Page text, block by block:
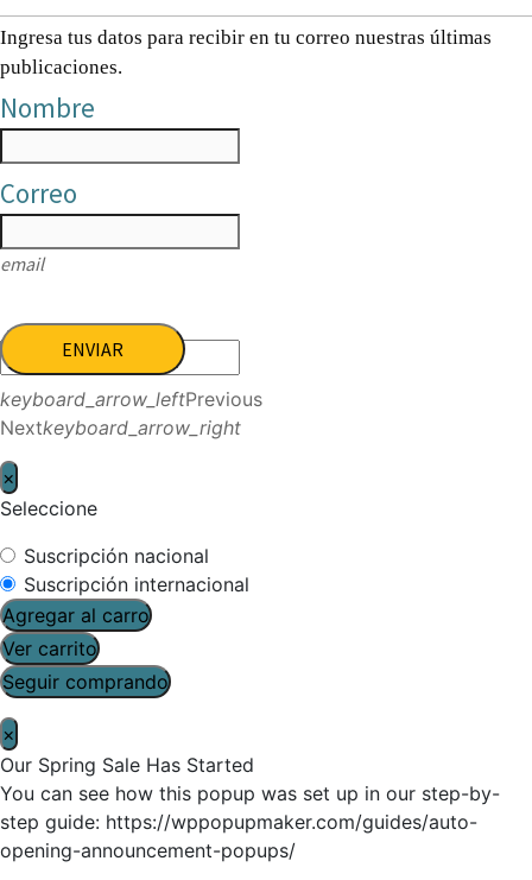
Ingresa tus datos para recibir en tu correo nuestras últimas
publicaciones.
Nombre
Correo
email
ENVIAR
keyboard_arrow_leftPrevious
Nextkeyboard_arrow_right
×
Seleccione
Suscripción nacional
Suscripción internacional
Agregar al carro
Ver carrito
Seguir comprando
×
Our Spring Sale Has Started
You can see how this popup was set up in our step-by-
step guide: https://wppopupmaker.com/guides/auto-
opening-announcement-popups/